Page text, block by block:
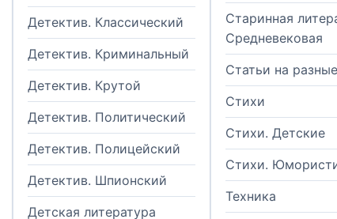
Детектив. Классический
Детектив. Криминальный
Детектив. Крутой
Детектив. Политический
Детектив. Полицейский
Детектив. Шпионский
Детская литература
Старинная
Средневековая
Статьи на
Стихи
Стихи. Детские
Стихи.
Техника